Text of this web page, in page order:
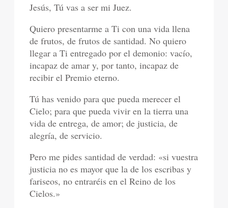
Jesús, Tú vas a ser mi Juez.
Quiero presentarme a Ti con una vida llena
de frutos, de frutos de santidad. No quiero
llegar a Ti entregado por el demonio: vacío,
incapaz de amar y, por tanto, incapaz de
recibir el Premio eterno.
Tú has venido para que pueda merecer el
Cielo; para que pueda vivir en la tierra una
vida de entrega, de amor; de justicia, de
alegría, de servicio.
Pero me pides santidad de verdad: «si vuestra
justicia no es mayor que la de los escribas y
fariseos, no entraréis en el Reino de los
Cielos.»